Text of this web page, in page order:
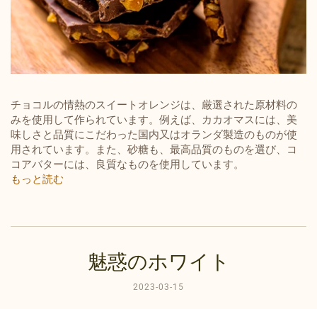
チョコルの情熱のスイートオレンジは、厳選された原材料の
みを使用して作られています。 例えば、カカオマスには、美
味しさと品質にこだわった国内又はオランダ製造のものが使
用されています。
また、砂糖も、最高品質のものを選び、コ
コアバターには、良質なものを使用しています。
もっと読む
魅惑のホワイト
2023-03-15